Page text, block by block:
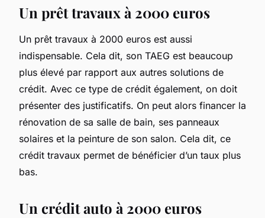
Un prêt travaux à 2000 euros
Un prêt travaux à 2000 euros est aussi
indispensable. Cela dit, son TAEG est beaucoup
plus élevé par rapport aux autres solutions de
crédit. Avec ce type de crédit également, on doit
présenter des justificatifs. On peut alors financer la
rénovation de sa salle de bain, ses panneaux
solaires et la peinture de son salon. Cela dit, ce
crédit travaux permet de bénéficier d’un taux plus
bas.
Un crédit auto à 2000 euros